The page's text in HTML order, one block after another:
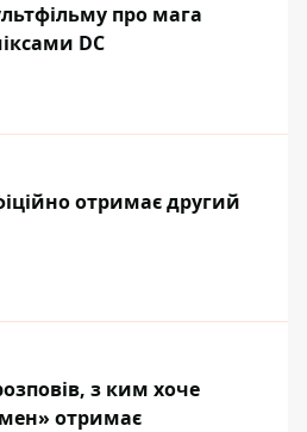
про мага
DC
отримає другий
з ким хоче
отримає